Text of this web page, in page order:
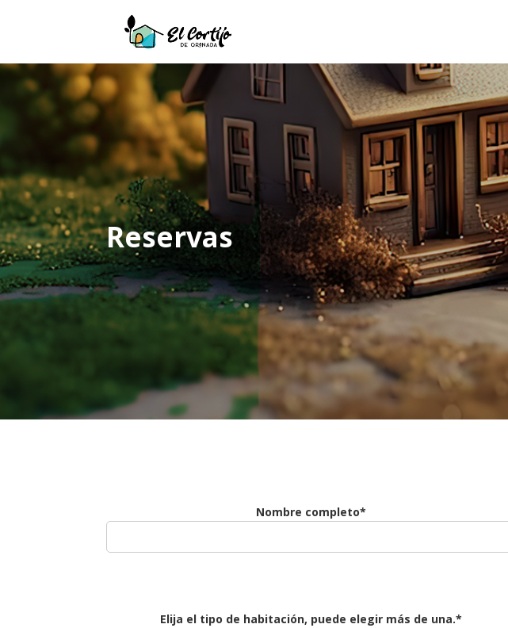
Reservas
Nombre completo*
Elija el tipo de habitación, puede elegir más de una.*